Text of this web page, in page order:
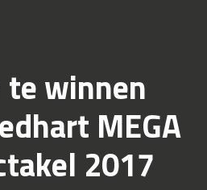
winnen
MEGA
2017